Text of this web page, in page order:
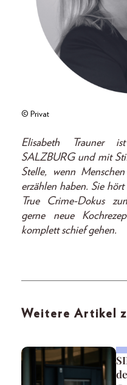
© Privat
Elisabeth Trauner
SALZBURG und mit
Stelle, wenn
erzählen haben. Sie
True Crime-Dokus
gerne neue
komplett schief gehen.
Weitere Artikel